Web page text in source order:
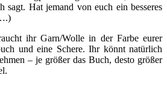
sagt. Hat jemand von euch ein besseres
ihr Garn/Wolle in der Farbe eurer
und eine Schere. Ihr könnt natürlich
– je größer das Buch, desto größer